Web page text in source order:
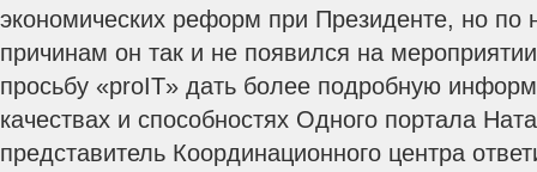
экономических реформ при Президенте, но по
причинам он так и не появился на
просьбу «proIT» дать более подробную
качествах и способностях Одного портала
представитель Координационного центра